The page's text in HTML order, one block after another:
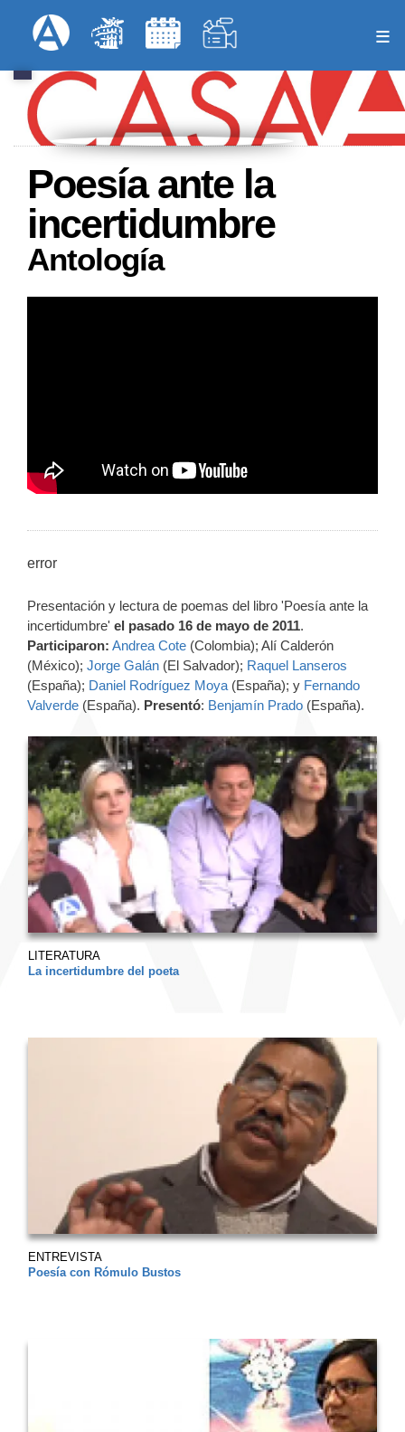
al
principal
Menú Superior
Poesía ante la
incertidumbre
Antología
error
Presentación y lectura de poemas del libro 'Poesía ante la
incertidumbre' el pasado 16 de mayo de 2011.
Participaron: Andrea Cote (Colombia); Alí Calderón
(México); Jorge Galán (El Salvador); Raquel Lanseros
(España); Daniel Rodríguez Moya (España); y Fernando
Valverde (España). Presentó: Benjamín Prado (España).
LITERATURA
La incertidumbre del poeta
ENTREVISTA
Poesía con Rómulo Bustos